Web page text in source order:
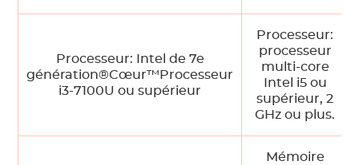
Processeur: Intel de 7e
génération®Cœur™Processeur
i3-7100U ou supérieur
Processeur:
processeur
multi-core
Intel i5 ou
supérieur, 2
GHz ou plus.
Mémoire